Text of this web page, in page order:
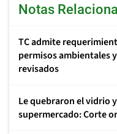
Notas
TC admite
permisos ambientales
revisados
Le quebraron el vidrio
supermercado: Corte